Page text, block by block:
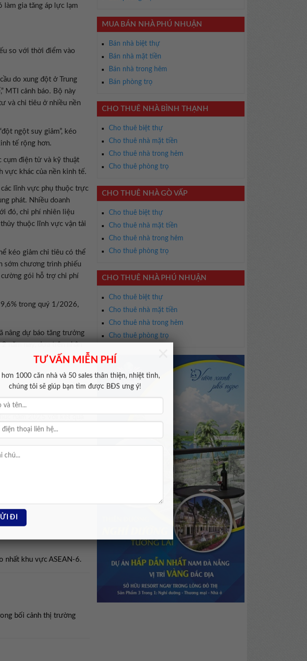
TƯ VẤN MIỄN PHÍ
hơn 1000 căn nhà và 50 sales thân thiện, nhiệt tình,
chúng tôi sẽ giúp bạn tìm được BĐS ưng ý!
làm gia tăng áp lực lạm
so với thời điểm vào
do xung đột ở Trung
MTI cảnh báo. Bộ này
và chi tiêu ở nhiều nền
ngột suy giảm”, kéo
tế rộng hơn.
cụm điện tử và kỹ thuật
vực khác của nền kinh tế.
lĩnh vực phụ thuộc trực
phát. Nhiều doanh
đó, chi phí nhiên liệu
thuộc lĩnh vực vận tải
kéo giảm chi tiêu có thể
sớm chương trình phiếu
cường gói hỗ trợ chi phí
9,6% trong quý 1/2026,
nâng dự báo tăng trưởng
năm nay, dựa trên nhận
năm 2025 với kết quả
3 tháng đầu năm nay,
nhất khu vực ASEAN-6.
bối cảnh thị trường
MUA BÁN NHÀ PHÚ NHUẬN
Bán nhà biệt thự
Bán nhà mặt tiền
Bán nhà trong hẻm
Bán phòng trọ
CHO THUÊ NHÀ BÌNH THẠNH
Cho thuê biệt thự
Cho thuê nhà mặt tiền
Cho thuê nhà trong hẻm
Cho thuê phòng trọ
CHO THUÊ NHÀ GÒ VẤP
Cho thuê biệt thự
Cho thuê nhà mặt tiền
Cho thuê nhà trong hẻm
Cho thuê phòng trọ
CHO THUÊ NHÀ PHÚ NHUẬN
Cho thuê biệt thự
Cho thuê nhà mặt tiền
Cho thuê nhà trong hẻm
Cho thuê phòng trọ